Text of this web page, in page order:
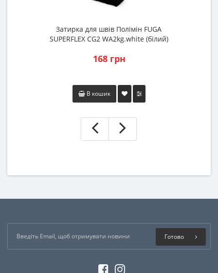
Затирка для швів Полімін FUGA
SUPERFLEX CG2 WA2kg.white (білий)
168 грн
В кошик
Готово